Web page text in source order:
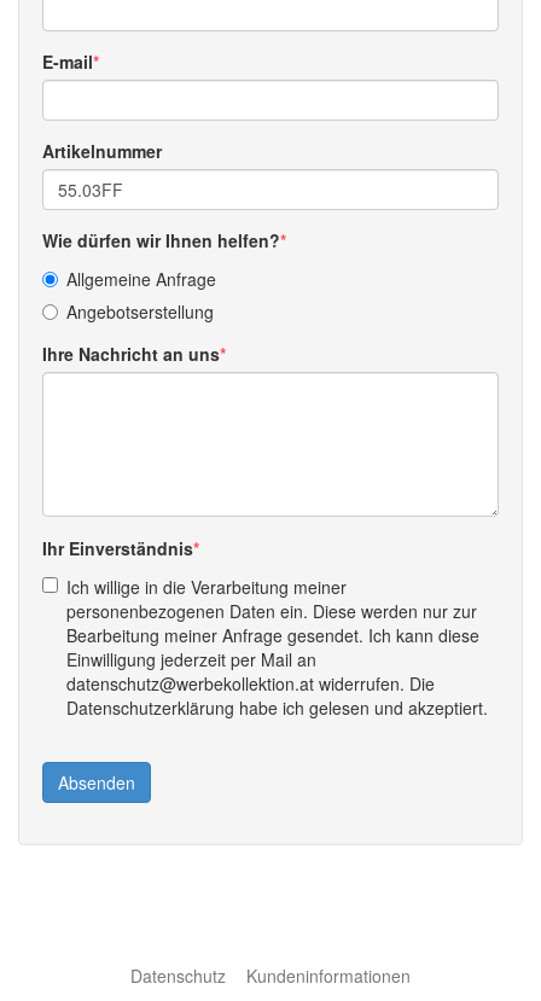
E-mail
Artikelnummer
Wie dürfen wir Ihnen helfen?
Allgemeine Anfrage
Angebotserstellung
Ihre Nachricht an uns
Ihr Einverständnis
Ich willige in die Verarbeitung meiner
personenbezogenen Daten ein. Diese werden nur zur
Bearbeitung meiner Anfrage gesendet. Ich kann diese
Einwilligung jederzeit per Mail an
datenschutz@werbekollektion.at widerrufen. Die
Datenschutzerklärung habe ich gelesen und akzeptiert.
Absenden
Datenschutz Kundeninformationen